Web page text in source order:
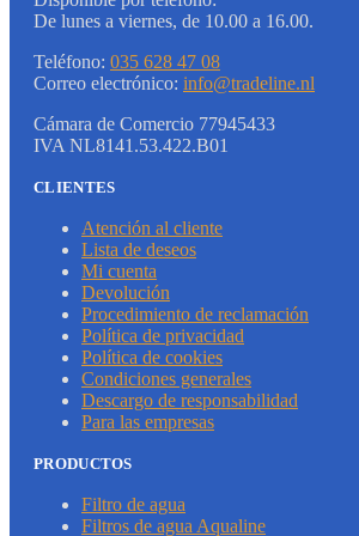
De lunes a viernes, de 10.00 a 16.00.
Teléfono: 035 628 47 08
Correo electrónico: info@tradeline.nl
Cámara de Comercio 77945433
IVA NL8141.53.422.B01
CLIENTES
Atención al cliente
Lista de deseos
Mi cuenta
Devolución
Procedimiento de reclamación
Política de privacidad
Política de cookies
Condiciones generales
Descargo de responsabilidad
Para las empresas
PRODUCTOS
Filtro de agua
Filtros de agua Aqualine